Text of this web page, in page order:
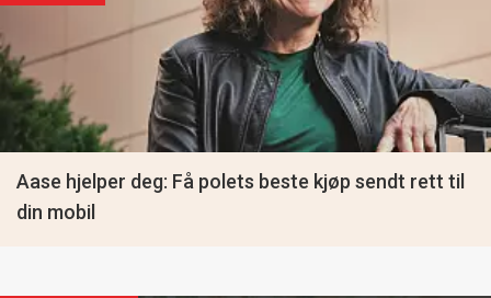
Aase hjelper deg: Få polets beste kjøp sendt rett til
din mobil